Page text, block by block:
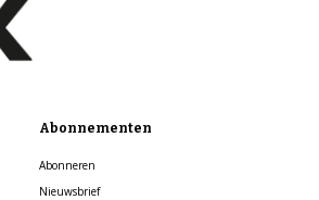
Abonnementen
Abonneren
Nieuwsbrief